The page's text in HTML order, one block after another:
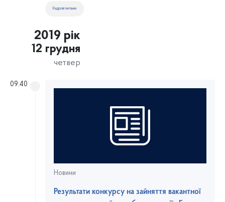
транспорту України від 20 листопада 2019
Кадрові питання
2019 рік
12 грудня
четвер
Новини
Результати конкурсу на зайняття вакантної
09:40